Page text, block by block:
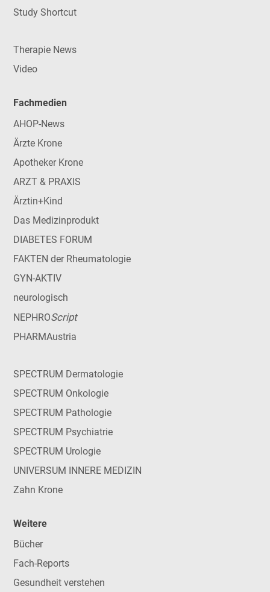
Study Shortcut
Therapie News
Video
Fachmedien
AHOP-News
Ärzte Krone
Apotheker Krone
ARZT & PRAXIS
Ärztin+Kind
Das Medizinprodukt
DIABETES FORUM
FAKTEN der Rheumatologie
GYN-AKTIV
neurologisch
NEPHROScript
PHARMAustria
SPECTRUM Dermatologie
SPECTRUM Onkologie
SPECTRUM Pathologie
SPECTRUM Psychiatrie
SPECTRUM Urologie
UNIVERSUM INNERE MEDIZIN
Zahn Krone
Weitere
Bücher
Fach-Reports
Gesundheit verstehen